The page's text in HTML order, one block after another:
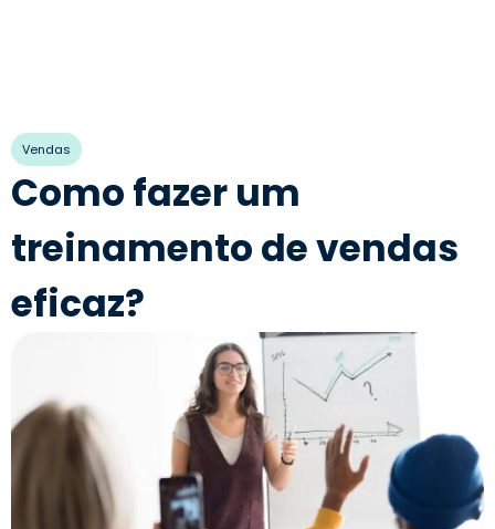
Vendas
Como fazer um
treinamento de vendas
eficaz?